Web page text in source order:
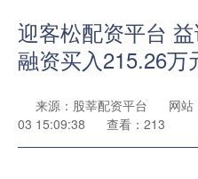
迎客松配资平台
融资买入215.26万
来源：股莘配资平台 网站
03 15:09:38
查看：213